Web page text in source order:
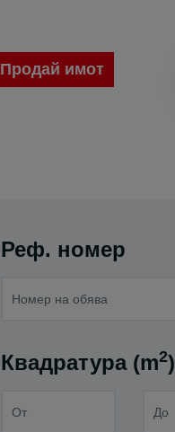
Продай имот
Реф. номер
Квадратура (m2)